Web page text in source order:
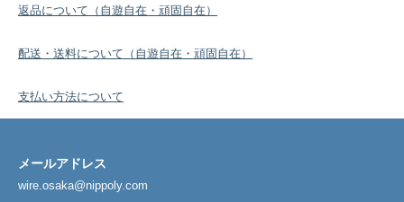
返品について（自遊自在・頑固自在）
配送・送料について（自遊自在・頑固自在）
支払い方法について
メールアドレス
wire.osaka@nippoly.com